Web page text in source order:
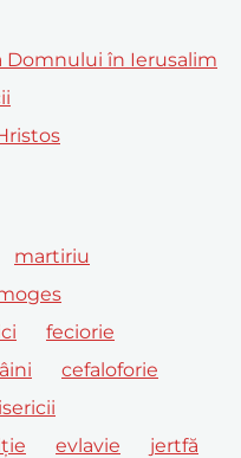
Domnului în Ierusalim
martiriu
feciorie
cefaloforie
evlavie jertfă